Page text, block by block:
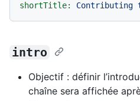
shortTitle:
Contributing
intro
Objectif : définir
chaîne sera affichée